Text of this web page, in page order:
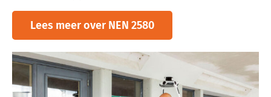
Lees meer over NEN 2580